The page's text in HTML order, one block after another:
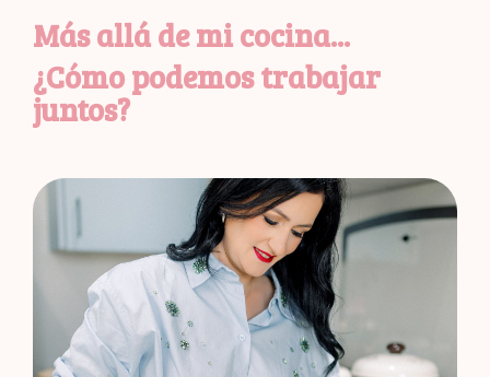
Más allá de mi cocina...
¿Cómo podemos trabajar
juntos?